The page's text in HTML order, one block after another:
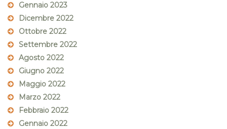
Gennaio 2023
Dicembre 2022
Ottobre 2022
Settembre 2022
Agosto 2022
Giugno 2022
Maggio 2022
Marzo 2022
Febbraio 2022
Gennaio 2022